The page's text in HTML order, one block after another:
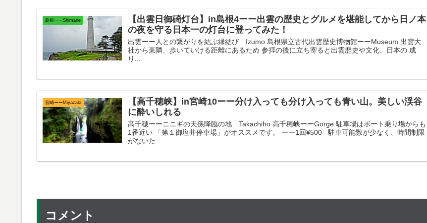
島根ーーShimane
【出雲日御碕灯台】in島根4ーー出雲の歴史とグルメを堪能してから日ノ本
の夜を守る日本一の灯台に登ってみた！
出雲ーー人との繋がりを結ぶ縁結び Izumo 島根県立古代出雲歴史博物館ーーMuseum 出雲大
社から東隣、歩いていける距離にあるため 参拝の後に立ち寄ると出雲歴史や文化、日本の 成
り...
宮崎ーーMiyazaki
【高千穂峡】in宮崎10ーー分け入っても分け入っても青い山。美しい渓谷
に酔いしれる
高千穂ーーニニギの天孫降臨の地 Takachiho 高千穂峡ーーGorge 駐車場はボート乗り場からも
1番近い 「第１御塩井停車場」がオススメです。 ーー1回¥500 駐車可能数が少なく、時間制限
がないた...
コメント